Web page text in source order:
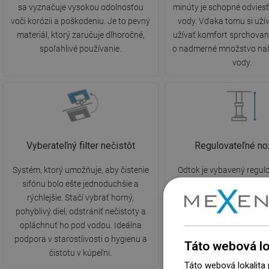
sa vyznačuje vysokou odolnosťou
voči korózii a poškodeniu. Je to pevný
materiál, ktorý zaručuje dlhoročné,
spoľahlivé používanie.
minúty je schopné
vody. Vďaka tomu si
užívať komfort
o nadmerné množstvo
vody.
Vyberateľný filter nečistôt
Systém, ktorý umožňuje, aby čistenie
sifónu bolo ešte jednoduchšie a
rýchlejšie. Stačí vybrať horný,
pohyblivý diel, odstrániť nečistoty a
opláchnuť ho pod vodou. Ideálna
podpora v starostlivosti o hygienu a
čistotu v kúpeľni.
Regulovateľné
Odtok je vybavený
nastavenie vhodnej
vyrovnanie na
Týmto spôsobom je
kúpeľne.
Táto webová
Táto webová lokalita